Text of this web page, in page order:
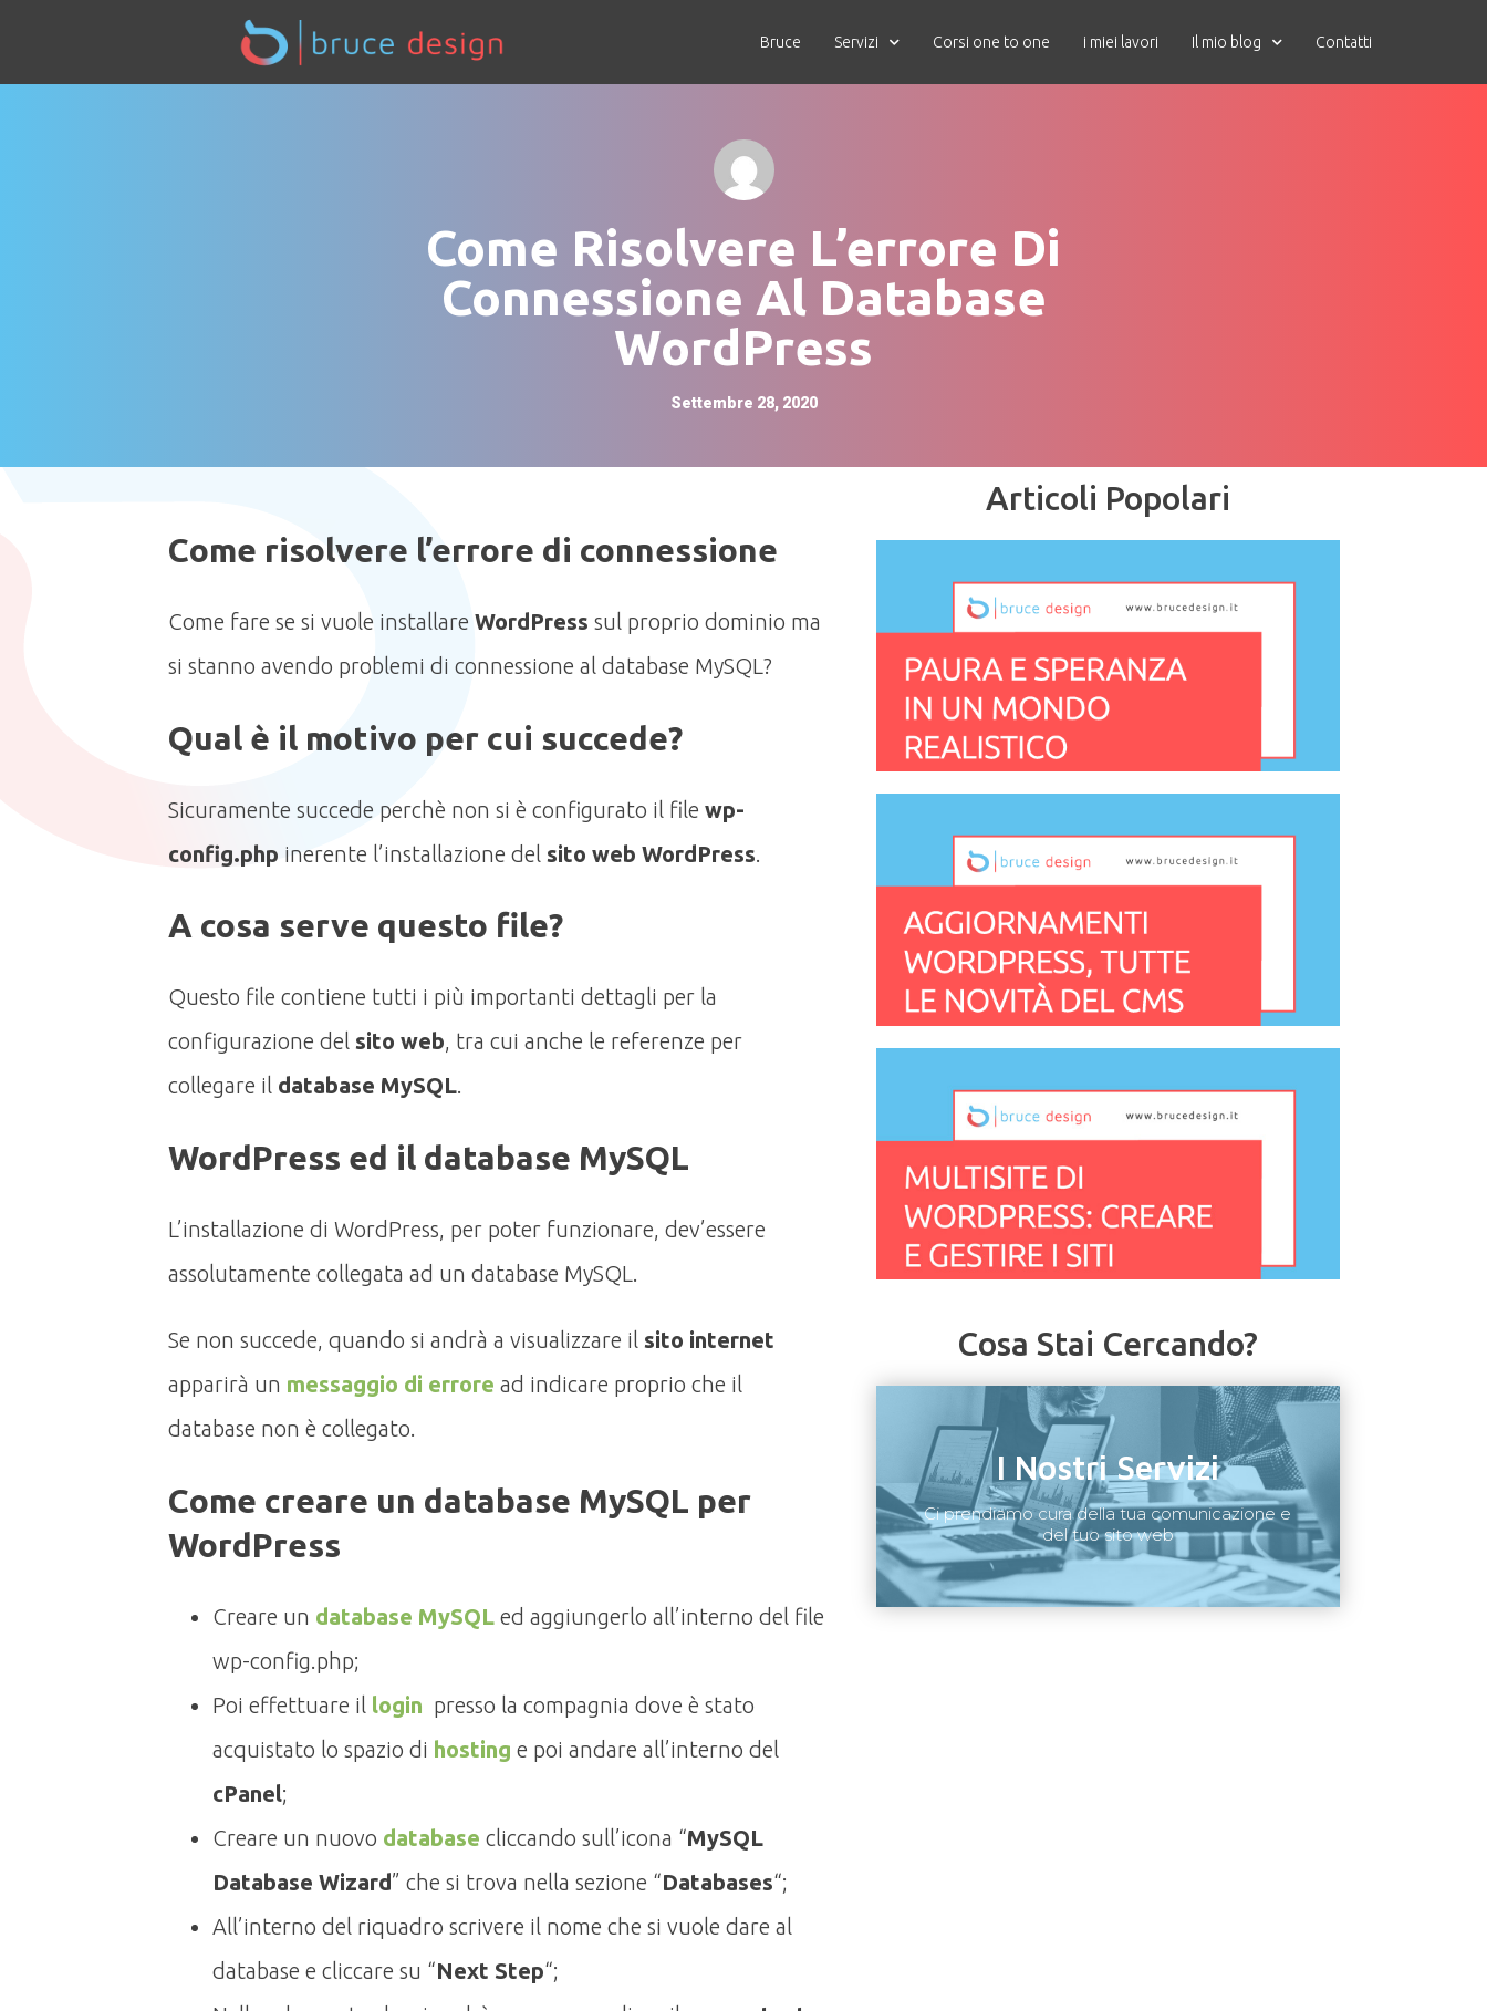
Bruce Servizi Corsi one to one i miei lavori Il mio blog Contatti
Come Risolvere L’errore Di
Connessione Al Database
WordPress
Settembre 28, 2020
Come risolvere l’errore di connessione
Come fare se si vuole installare WordPress sul proprio dominio ma
si stanno avendo problemi di connessione al database MySQL?
Qual è il motivo per cui succede?
Sicuramente succede perchè non si è configurato il file wp-
config.php inerente l’installazione del sito web WordPress
A cosa serve questo file?
Questo file contiene tutti i più importanti dettagli per la
configurazione del sito web, tra cui anche le referenze per
collegare il database MySQL.
WordPress ed il database MySQL
L’installazione di WordPress, per poter funzionare, dev’essere
assolutamente collegata ad un database MySQL.
Se non succede, quando si andrà a visualizzare il sito internet
apparirà un messaggio di errore ad indicare proprio che il
database non è collegato.
Come creare un database MySQL per
WordPress
Creare un database MySQL ed aggiungerlo all’interno del file
wp-config.php;
Poi effettuare il login presso la compagnia dove è stato
acquistato lo spazio di hosting e poi andare all’interno del
cPanel;
Creare un nuovo database cliccando sull’icona “MySQL
Database Wizard” che si trova nella sezione “Databases“;
All’interno del riquadro scrivere il nome che si vuole dare al
database e cliccare su “Next Step“;
Articoli Popolari
Cosa Stai Cercando?
I Nostri Servizi
Ci prendiamo cura della tua comunicazione e
del tuo sito web